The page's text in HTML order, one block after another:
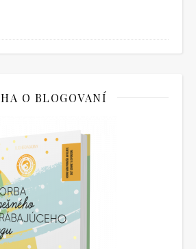
O BLOGOVANÍ